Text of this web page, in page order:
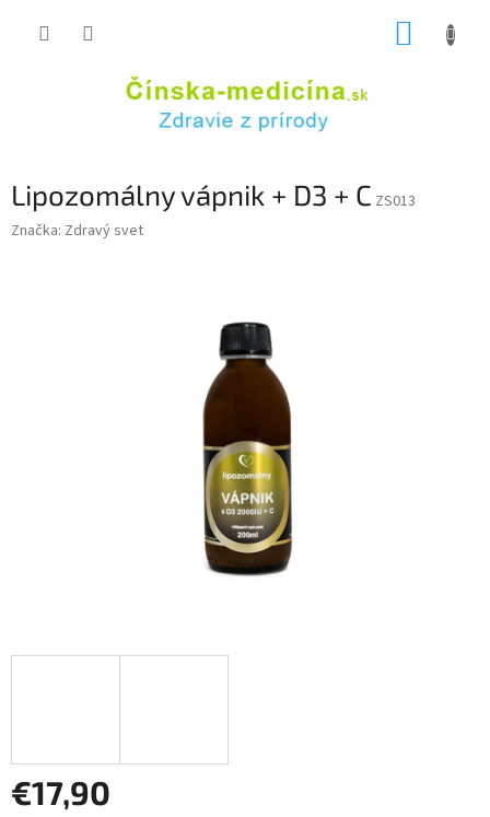
Lipozomálny vápnik + D3 + C ZS013
Značka: Zdravý svet
€17,90